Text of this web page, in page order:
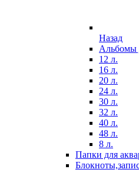
Назад
Альбомы
12 л.
16 л.
20 л.
24 л.
30 л.
32 л.
40 л.
48 л.
8 л.
Папки для